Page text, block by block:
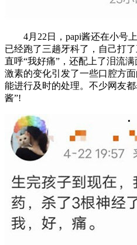
4月22日，papi酱还在小号上
已经跑了三趟牙科了，自己打
直呼“我好痛”，还配上了泪流
激素的变化引发了一些口腔方
能进行及时的处理。不少网友
酱”!